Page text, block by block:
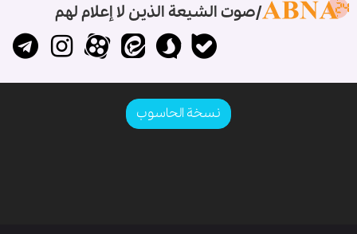
صوت الشيعة الذين لا إعلام لهم
نسخة الحاسوب